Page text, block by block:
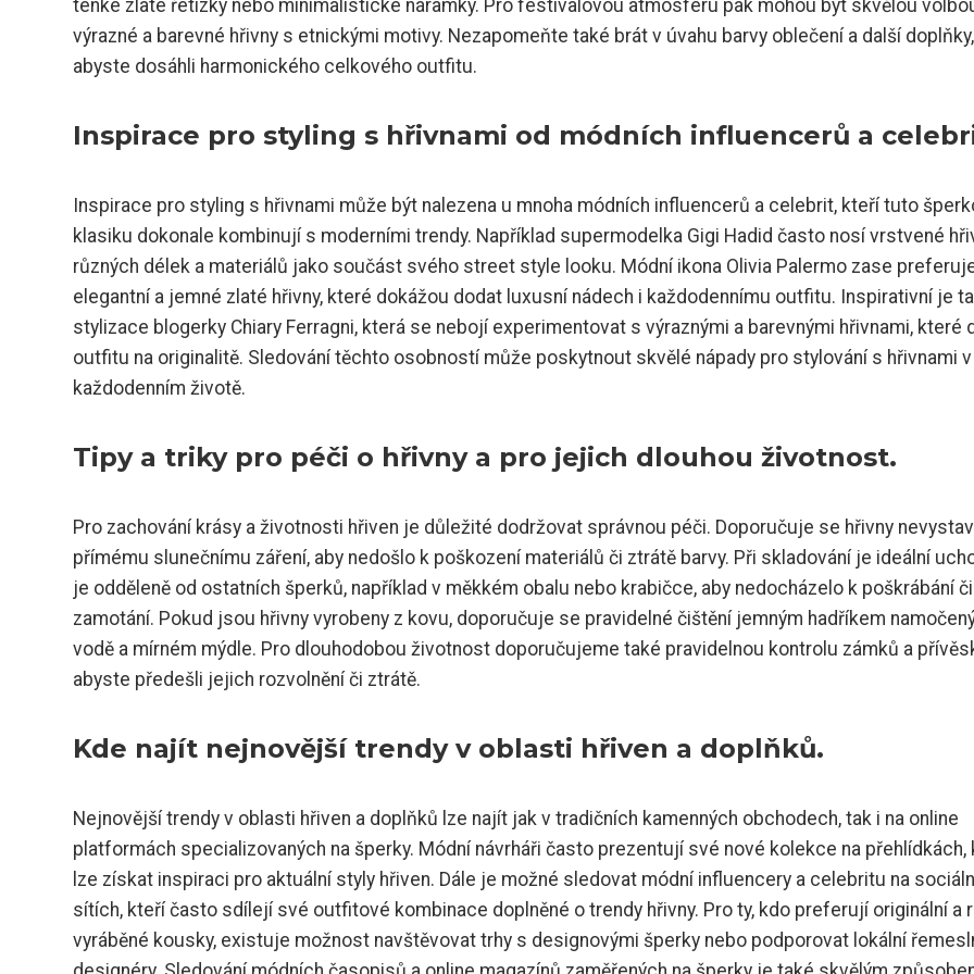
tenké zlaté řetízky nebo minimalistické náramky. Pro festivalovou atmosféru pak mohou být skvělou
výrazné a barevné hřivny s etnickými motivy. Nezapomeňte také brát v úvahu barvy oblečení a další doplňky,
abyste dosáhli harmonického celkového outfitu.
Inspirace pro styling s hřivnami od módních influencerů a
Inspirace pro styling s hřivnami může být nalezena u mnoha módních influencerů a celebrit, kteří tuto
klasiku dokonale kombinují s moderními trendy. Například supermodelka Gigi Hadid často nosí vrstvené
různých délek a materiálů jako součást svého street style looku. Módní ikona Olivia Palermo zase
elegantní a jemné zlaté hřivny, které dokážou dodat luxusní nádech i každodennímu outfitu. Inspirativní je
stylizace blogerky Chiary Ferragni, která se nebojí experimentovat s výraznými a barevnými hřivnami, které
outfitu na originalitě. Sledování těchto osobností může poskytnout skvělé nápady pro stylování s hřivnami v
každodenním životě.
Tipy a triky pro péči o hřivny a pro jejich dlouhou životnost.
Pro zachování krásy a životnosti hřiven je důležité dodržovat správnou péči. Doporučuje se hřivny
přímému slunečnímu záření, aby nedošlo k poškození materiálů či ztrátě barvy. Při skladování je ideální
je odděleně od ostatních šperků, například v měkkém obalu nebo krabičce, aby nedocházelo k poškrábání či
zamotání. Pokud jsou hřivny vyrobeny z kovu, doporučuje se pravidelné čištění jemným hadříkem
vodě a mírném mýdle. Pro dlouhodobou životnost doporučujeme také pravidelnou kontrolu zámků a
abyste předešli jejich rozvolnění či ztrátě.
Kde najít nejnovější trendy v oblasti hřiven a doplňků.
Nejnovější trendy v oblasti hřiven a doplňků lze najít jak v tradičních kamenných obchodech, tak i na online
platformách specializovaných na šperky. Módní návrháři často prezentují své nové kolekce na přehlídkách,
lze získat inspiraci pro aktuální styly hřiven. Dále je možné sledovat módní influencery a celebritu na
sítích, kteří často sdílejí své outfitové kombinace doplněné o trendy hřivny. Pro ty, kdo preferují originální a
vyráběné kousky, existuje možnost navštěvovat trhy s designovými šperky nebo podporovat lokální